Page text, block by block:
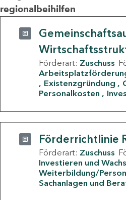
regionalbeihilfen
Förderart: Zuschuss
Existenzgründung
Personalkosten
Förderrichtlinie
Förderart: Zuschuss
Investieren und
Weiterbildung/
Sachanlagen und